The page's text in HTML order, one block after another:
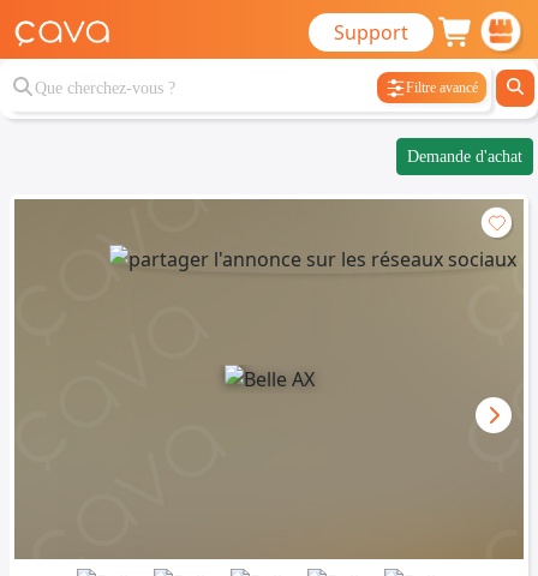
Support
Filtre avancé
Demande d'achat